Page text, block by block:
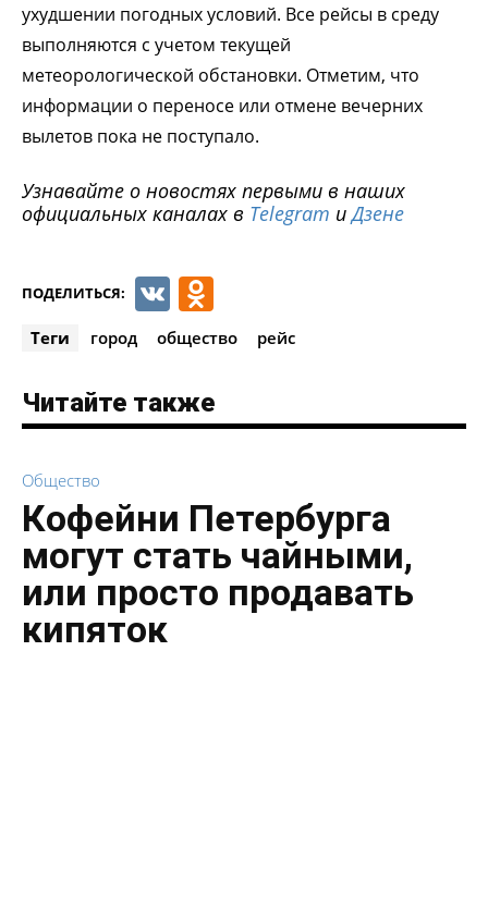
ухудшении погодных условий. Все рейсы в среду
выполняются с учетом текущей
метеорологической обстановки. Отметим, что
информации о переносе или отмене вечерних
вылетов пока не поступало.
Узнавайте о новостях первыми в наших
официальных каналах в Telegram иДзене
ПОДЕЛИТЬСЯ: VK
Теги город общество рейс
Читайте также
Общество
Кофейни Петербурга
могут стать чайными,
или просто продавать
кипяток